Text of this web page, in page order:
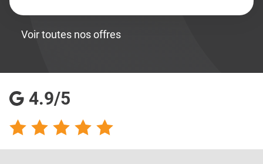
Voir toutes nos offres
4.9/5